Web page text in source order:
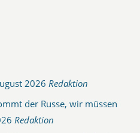
2026 Redaktion
der Russe, wir müssen
Redaktion